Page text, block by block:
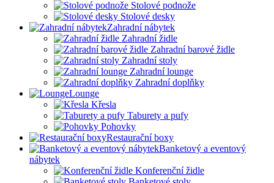
Stolové podnože
Stolové desky
Zahradní nábytek
Zahradní židle
Zahradní barové židle
Zahradní stoly
Zahradní lounge
Zahradní doplňky
Lounge
Křesla
Taburety a pufy
Pohovky
Restaurační boxy
Banketový a eventový
nábytek
Konferenční židle